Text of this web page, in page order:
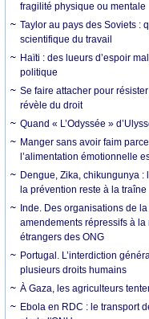
fragilité physique ou mentale
Taylor au pays des Soviets :
scientifique du travail
Haïti : des lueurs d’espoir
politique
Se faire attacher pour
révèle du droit
Quand « L’Odyssée »
Manger sans avoir faim
l’alimentation émotionnelle
Dengue, Zika, chikungunya
la prévention reste à la traîne
Inde. Des organisations de
amendements répressifs à
étrangers des ONG
Portugal. L’interdiction
plusieurs droits humains
À Gaza, les agriculteurs
Ebola en RDC : le transport